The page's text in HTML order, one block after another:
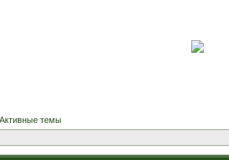
Активные темы